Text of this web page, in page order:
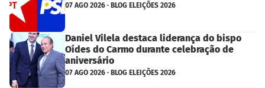
07 AGO 2026 · BLOG ELEIÇÕES 2026
Daniel Vilela destaca liderança do bispo
Oídes do Carmo durante celebração de
aniversário
07 AGO 2026 · BLOG ELEIÇÕES 2026